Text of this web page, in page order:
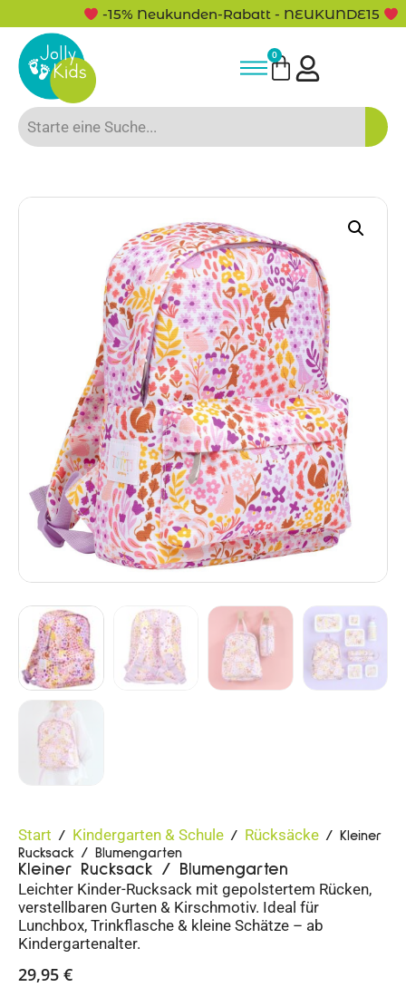
-15% Neukunden-Rabatt - NEUKUNDE15
0
Start / Kindergarten & Schule / Rücksäcke / Kleiner
Rucksack / Blumengarten
Kleiner Rucksack / Blumengarten
Leichter Kinder-Rucksack mit gepolstertem Rücken,
verstellbaren Gurten & Kirschmotiv. Ideal für
Lunchbox, Trinkflasche & kleine Schätze – ab
Kindergartenalter.
29,95 €